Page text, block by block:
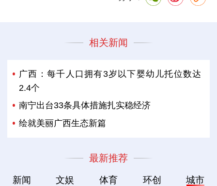
相关新闻
广西：每千人口拥有3岁以下婴幼儿托位数达
2.4个
南宁出台33条具体措施扎实稳经济
绘就美丽广西生态新篇
最新推荐
新闻 文娱 体育 环创 城市